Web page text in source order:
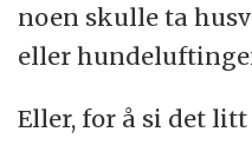
noen skulle ta
eller
Eller, for å si det